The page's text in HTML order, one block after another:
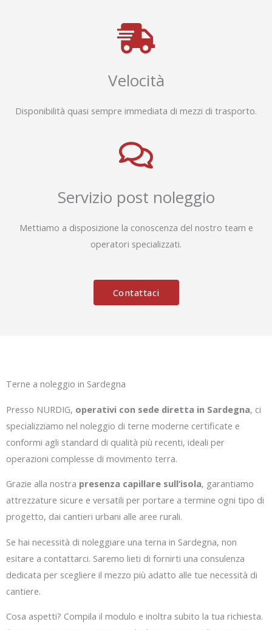
Velocità
Disponibilità quasi sempre immediata di mezzi di trasporto.
Servizio post noleggio
Mettiamo a disposizione la conoscenza del nostro team e
operatori specializzati.
Contattaci
Terne a noleggio in Sardegna
Presso NURDIG, operativi con sede diretta in Sardegna, ci
specializziamo nel noleggio di terne moderne certificate e
conformi agli standard di qualità più recenti, ideali per
operazioni complesse di movimento terra.
Grazie alla nostra presenza capillare sull’isola, garantiamo
attrezzature sicure e versatili per portare a termine ogni tipo di
progetto, dai cantieri urbani alle aree rurali.
Se hai necessità di noleggiare una terna in Sardegna, non
esitare a contattarci. Saremo lieti di fornirti una consulenza
dedicata per scegliere il mezzo più adatto alle tue necessità di
cantiere.
Cosa aspetti? Compila il modulo e inoltra subito la tua richiesta.